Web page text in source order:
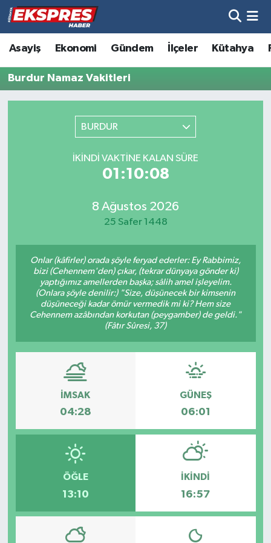
Asayiş Ekonomi Gündem İlçeler Kütahya
Burdur Namaz Vakitleri
BURDUR
İKINDI VAKTINE KALAN SÜRE
01:10:08
8 Ağustos 2026
25 Safer 1448
Onlar (kâfirler) orada şöyle feryad ederler: Ey Rabbimiz,
bizi (Cehennem'den) çıkar, (tekrar dünyaya gönder ki)
yaptığımız amellerden başka; sâlih amel işleyelim.
(Onlara şöyle denilir:) "Size, düşünecek bir kimsenin
düşüneceği kadar ömür vermedik mi ki? Hem size
Cehennem azâbından korkutan (peygamber) de geldi."
(Fâtır Sûresi, 37)
İMSAK
04:28
GÜNEŞ
06:01
ÖĞLE
13:10
İKINDI
16:57
Altıntaş
Asayiş
Biyografiler
Çavdarhisar
Dumlupınar
Dünya
Ekonomi
Foto Galeri
Gündem
Hisarcık
Hava Durumu
Trafik Durumu
Tüm Manşetler
Son Dakika Haberleri